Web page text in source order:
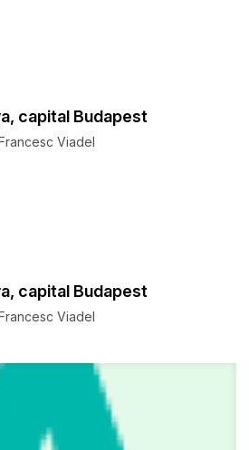
capital Budapest
Viadel
capital Budapest
Viadel